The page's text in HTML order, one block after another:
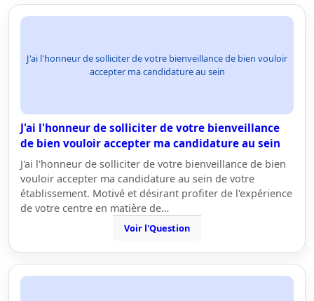
J'ai l'honneur de solliciter de votre bienveillance de bien vouloir
accepter ma candidature au sein
J'ai l'honneur de solliciter de votre bienveillance
de bien vouloir accepter ma candidature au sein
J'ai l'honneur de solliciter de votre bienveillance de bien
vouloir accepter ma candidature au sein de votre
établissement. Motivé et désirant profiter de l'expérience
de votre centre en matière de…
Voir l'Question